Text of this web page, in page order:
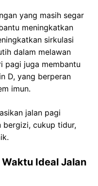
yang masih segar
meningkatkan
sirkulasi
dalam melawan
pagi juga membantu
D, yang berperan
imun.
jalan pagi
bergizi, cukup tidur,
Ideal Jalan